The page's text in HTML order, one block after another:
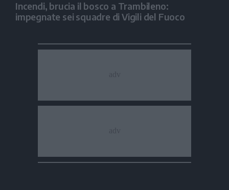
Incendi, brucia il bosco a Trambileno:
impegnate sei squadre di Vigili del Fuoco